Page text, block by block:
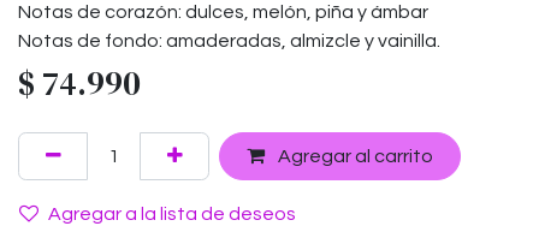
Notas de corazón: dulces, melón, piña y ámbar
Notas de fondo: amaderadas, almizcle y vainilla.
$ 74.990
Agregar al carrito
Agregar a la lista de deseos